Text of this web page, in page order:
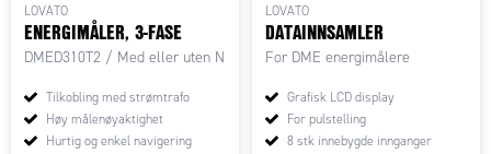
LOVATO
ENERGIMÅLER, 3-FASE
DMED310T2 / Med eller uten N
Tilkobling med strømtrafo
Høy målenøyaktighet
Hurtig og enkel navigering
LOVATO
DATAINNSAMLER
For DME energimålere
Grafisk LCD display
For pulstelling
8 stk innebygde innganger